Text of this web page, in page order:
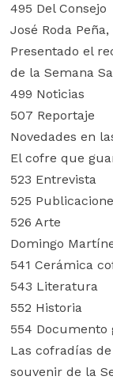
495 Del Consejo
José Roda
Presentado el
de la Semana
499 Noticias
507 Reportaje
Novedades en
El cofre que
523 Entrevista
525
526 Arte
Domingo
541 Cerámica
543 Literatura
552 Historia
554 Documento
Las cofradías
souvenir de la